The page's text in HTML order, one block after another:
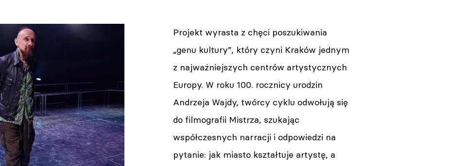
Projekt wyrasta z chęci poszukiwania
„genu kultury”, który czyni Kraków jednym
z najważniejszych centrów artystycznych
Europy. W roku 100. rocznicy urodzin
Andrzeja Wajdy, twórcy cyklu odwołują się
do filmografii Mistrza, szukając
współczesnych narracji i odpowiedzi na
pytanie: jak miasto kształtuje artystę, a